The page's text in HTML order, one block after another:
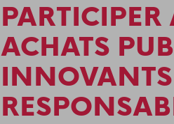
ACHATS
INNOVANTS